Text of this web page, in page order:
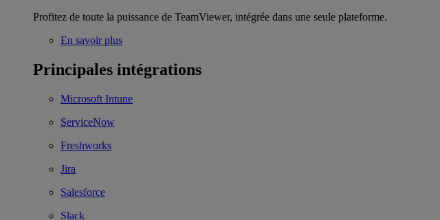
Profitez de toute la puissance de TeamViewer, intégrée dans une seule plateforme.
En savoir plus
Principales intégrations
Microsoft Intune
ServiceNow
Freshworks
Jira
Salesforce
Slack